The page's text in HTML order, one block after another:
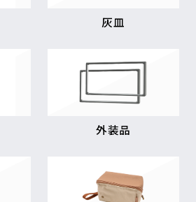
灰皿
外装品